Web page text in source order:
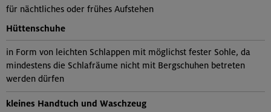
für nächtliches oder frühes Aufstehen
Hüttenschuhe
in Form von leichten Schlappen mit möglichst fester Sohle, da
mindestens die Schlafräume nicht mit Bergschuhen betreten
werden dürfen
kleines Handtuch und Waschzeug